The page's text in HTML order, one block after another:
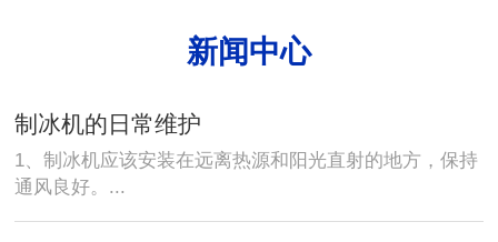
新闻中心
制冰机的日常维护
1、制冰机应该安装在远离热源和阳光直射的地方，保持
通风良好。...